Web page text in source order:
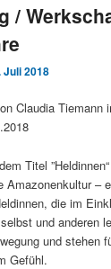
/
Juli 2018
Claudia Tiemann
Titel
Amazonenkultur –
die im
und anderen
und stehen
Gefühl.